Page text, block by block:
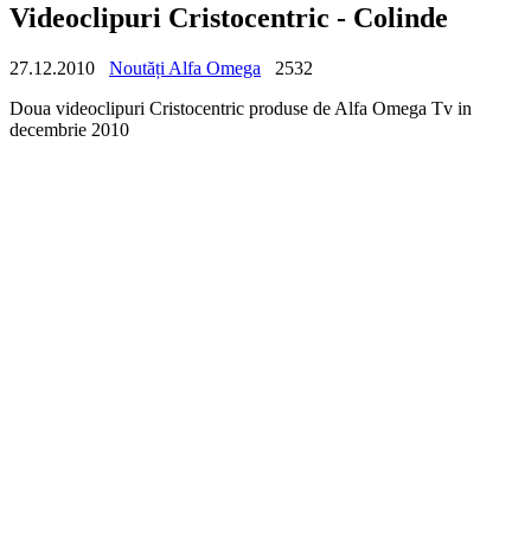
Videoclipuri Cristocentric - Colinde
27.12.2010 Noutăți Alfa Omega
2532
Doua videoclipuri Cristocentric produse de Alfa Omega Tv in
decembrie 2010